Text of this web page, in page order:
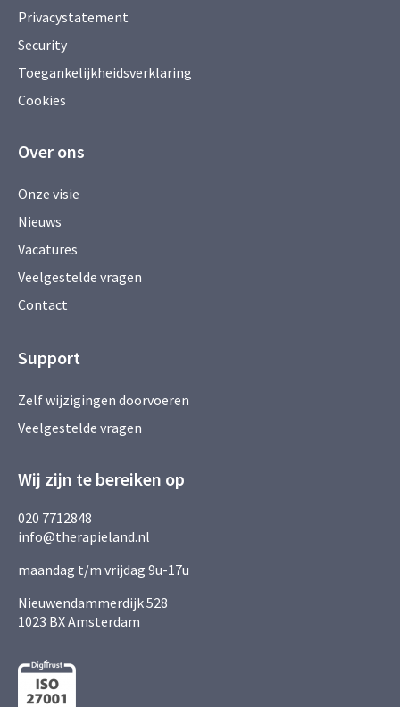
Privacystatement
Security
Toegankelijkheidsverklaring
Cookies
Over ons
Onze visie
Nieuws
Vacatures
Veelgestelde vragen
Contact
Support
Zelf wijzigingen doorvoeren
Veelgestelde vragen
Wij zijn te bereiken op
020 7712848
info@therapieland.nl
maandag t/m vrijdag 9u-17u
Nieuwendammerdijk 528
1023 BX Amsterdam